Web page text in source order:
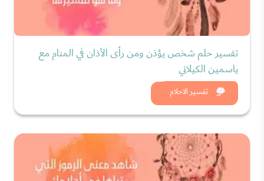
تفسير الاحلام
تفسير حلم شخص يؤذن ومن رأى الأذان في المنام مع
ياسمين الكيلاني
شاهد الان